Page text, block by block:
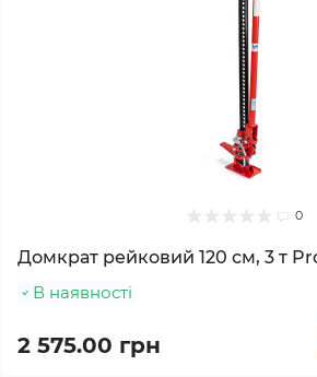
0
Домкрат рейковий 120 см, 3 т
В наявності
2 575.00 грн